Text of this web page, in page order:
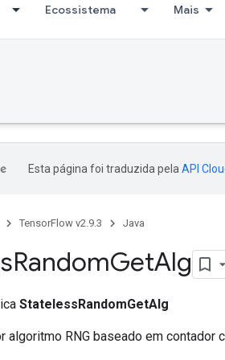
Ecossistema Mais
Esta página foi traduzida pela API
TensorFlow v2.9.3 Java
RandomGetAlg
StatelessRandomGetAlg
algoritmo RNG baseado em contador